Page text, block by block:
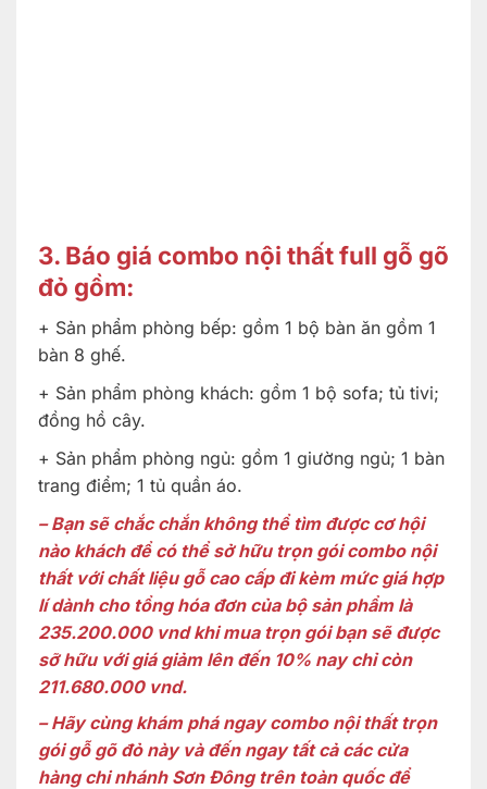
3. Báo giá combo nội thất full gỗ gõ
đỏ gồm:
+ Sản phẩm phòng bếp: gồm 1 bộ bàn ăn gồm 1
bàn 8 ghế.
+ Sản phẩm phòng khách: gồm 1 bộ sofa; tủ tivi;
đồng hồ cây.
+ Sản phẩm phòng ngủ: gồm 1 giường ngủ; 1 bàn
trang điểm; 1 tủ quần áo.
– Bạn sẽ chắc chắn không thể tìm được cơ hội
nào khách để có thể sở hữu trọn gói combo nội
thất với chất liệu gỗ cao cấp đi kèm mức giá hợp
lí dành cho tổng hóa đơn của bộ sản phẩm là
235.200.000 vnd khi mua trọn gói bạn sẽ được
sỡ hữu với giá giảm lên đến 10% nay chỉ còn
211.680.000 vnd.
– Hãy cùng khám phá ngay combo nội thất trọn
gói gỗ gõ đỏ này và đến ngay tất cả các cửa
hàng chi nhánh Sơn Đông trên toàn quốc để